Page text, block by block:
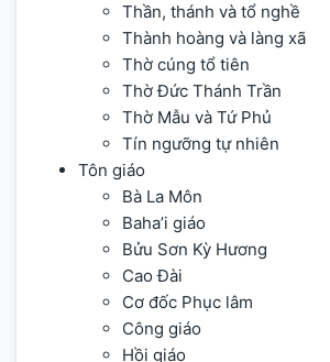
Thần, thánh và tổ nghề
Thành hoàng và làng xã
Thờ cúng tổ tiên
Thờ Đức Thánh Trần
Thờ Mẫu và Tứ Phủ
Tín ngưỡng tự nhiên
Tôn giáo
Bà La Môn
Baha’i giáo
Bửu Sơn Kỳ Hương
Cao Đài
Cơ đốc Phục lâm
Công giáo
Hồi giáo